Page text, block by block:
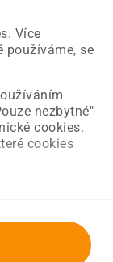
Více
používáme, se
nezbytné"
cookies.
cookies
stránku.